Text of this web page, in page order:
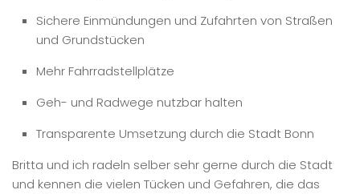
Sichere Einmündungen und Zufahrten von Straßen
und Grundstücken
Mehr Fahrradstellplätze
Geh- und Radwege nutzbar halten
Transparente Umsetzung durch die Stadt Bonn
Britta und ich radeln selber sehr gerne durch die Stadt
und kennen die vielen Tücken und Gefahren, die das